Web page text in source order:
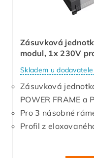
Zásuvková
modul, 1x 230V
Skladem u
Zásuvková
POWER FRAME a
Pro 3 násobné
Profil z